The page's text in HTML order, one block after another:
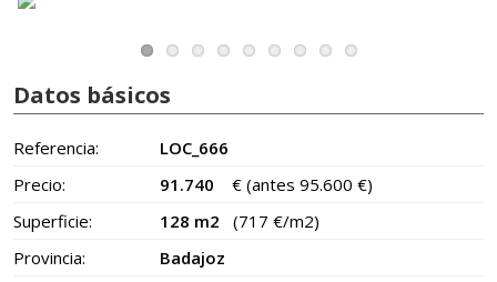
Datos básicos
Referencia:
LOC_666
Precio:
91.740 € (antes 95.600 €)
Superficie:
128 m2
(717 €/m2)
Provincia:
Badajoz